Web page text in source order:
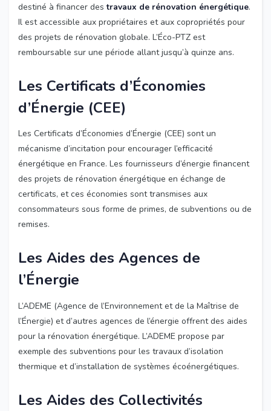
destiné à financer destravaux de rénovation énergétique.
Il est accessible aux propriétaires et aux copropriétés pour
des projets de rénovation globale. L’Éco-PTZ est
remboursable sur une période allant jusqu’à quinze ans.
Les Certificats d’Économies
d’Énergie (CEE)
Les Certificats d’Économies d’Énergie (CEE) sont un
mécanisme d’incitation pour encourager l’efficacité
énergétique en France. Les fournisseurs d’énergie financent
des projets de rénovation énergétique en échange de
certificats, et ces économies sont transmises aux
consommateurs sous forme de primes, de subventions ou de
remises.
Les Aides des Agences de
l’Énergie
L’ADEME (Agence de l’Environnement et de la Maîtrise de
l’Énergie) et d’autres agences de l’énergie offrent des aides
pour la rénovation énergétique. L’ADEME propose par
exemple des subventions pour les travaux d’isolation
thermique et d’installation de systèmes écoénergétiques.
Les Aides des Collectivités